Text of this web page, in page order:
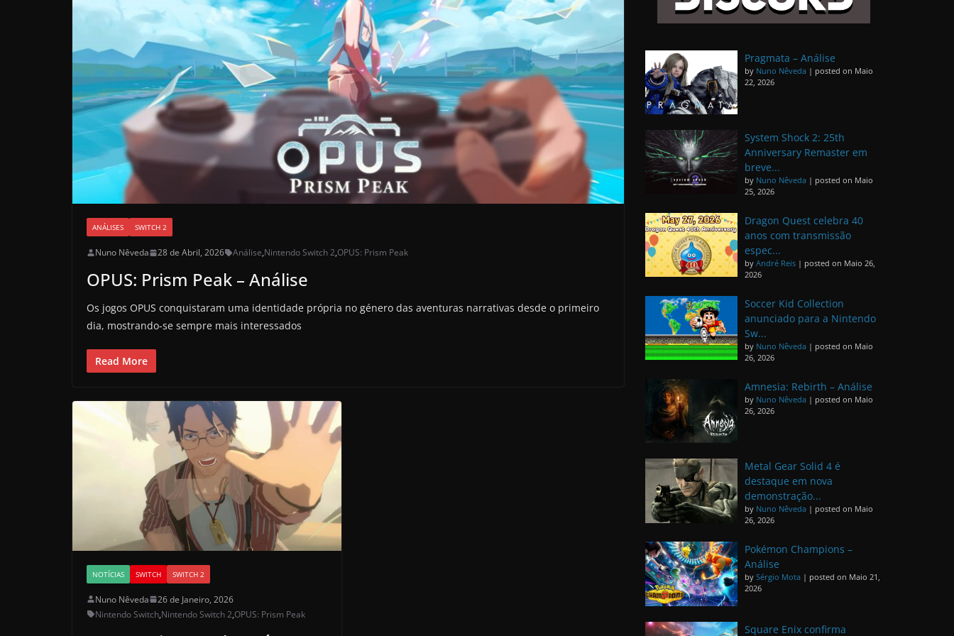
ANÁLISES SWITCH 2
Nuno Nêveda 28 de Abril, 2026 Análise,Nintendo Switch 2,OPUS: Prism Peak
OPUS: Prism Peak – Análise
Os jogos OPUS conquistaram uma identidade própria no género das aventuras narrativas desde o primeiro
dia, mostrando-se sempre mais interessados
Read More
NOTÍCIAS SWITCH SWITCH 2
Nuno Nêveda
26 de Janeiro, 2026
Nintendo Switch,Nintendo Switch 2,OPUS: Prism Peak
Pragmata – Análise
by Nuno Nêveda | posted on Maio
22, 2026
System Shock 2: 25th
Anniversary Remaster em
breve...
by Nuno Nêveda | posted on Maio
25, 2026
Dragon Quest celebra 40
anos com transmissão
espec...
by André Reis | posted on Maio 26,
2026
Soccer Kid Collection
anunciado para a Nintendo
Sw...
by Nuno Nêveda | posted on Maio
26, 2026
Amnesia: Rebirth – Análise
by Nuno Nêveda | posted on Maio
26, 2026
Metal Gear Solid 4 é
destaque em nova
demonstração...
by Nuno Nêveda | posted on Maio
26, 2026
Pokémon Champions –
Análise
by Sérgio Mota | posted on Maio 21,
2026
Square Enix confirma